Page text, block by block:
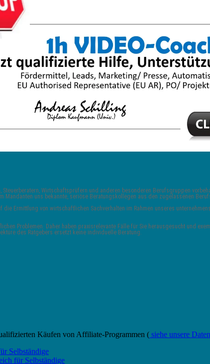
Steuerberatern, Wirtschaftsprüfern und anderen besonderen Berufsgruppen
Mandanten uns bekannte, seriöse Beratungskollegen aus den zugelassenen
Ermittlung von wirtschaftlichen Sachverhalten im Rahmen unseres
Problemen. Daher haben praxisrelevante Fälle für Sie herausgesucht und
des Ratgebers ersetzt keine individuelle Beratung.
Käufen von Affiliate-Programmen ( siehe unsere
Selbständige
für Selbständige